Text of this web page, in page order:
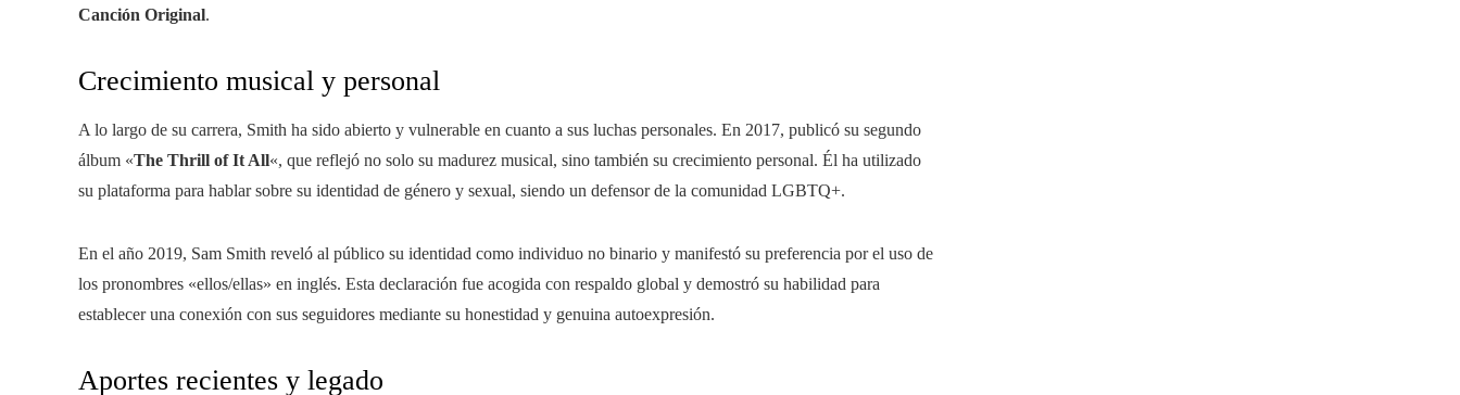
Canción Original.
Crecimiento musical y personal
A lo largo de su carrera, Smith ha sido abierto y vulnerable en cuanto a sus luchas personales. En 2017, publicó su segundo
álbum «The Thrill of It All«, que reflejó no solo su madurez musical, sino también su crecimiento personal. Él ha utilizado
su plataforma para hablar sobre su identidad de género y sexual, siendo un defensor de la comunidad LGBTQ+.
En el año 2019, Sam Smith reveló al público su identidad como individuo no binario y manifestó su preferencia por el uso de
los pronombres «ellos/ellas» en inglés. Esta declaración fue acogida con respaldo global y demostró su habilidad para
establecer una conexión con sus seguidores mediante su honestidad y genuina autoexpresión.
Aportes recientes y legado